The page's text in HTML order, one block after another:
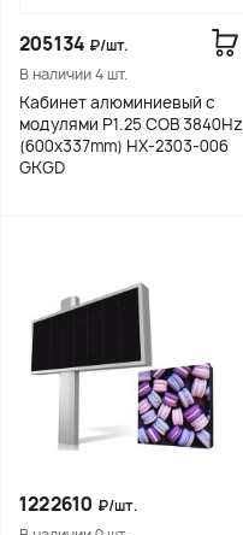
205134 ₽/шт.
В наличии 4 шт.
Кабинет алюминиевый с
модулями P1.25 COB 3840Hz
(600х337mm) HX-2303-006
GKGD
1222610 ₽/шт.